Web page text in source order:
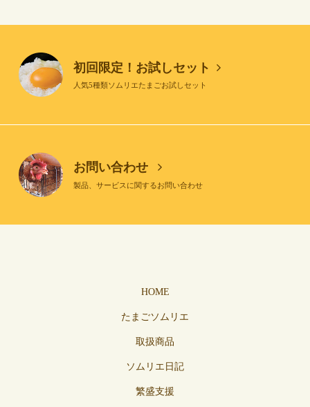
初回限定！お試しセット
人気5種類ソムリエたまごお試しセット
お問い合わせ
製品、サービスに関するお問い合わせ
HOME
たまごソムリエ
取扱商品
ソムリエ日記
繁盛支援